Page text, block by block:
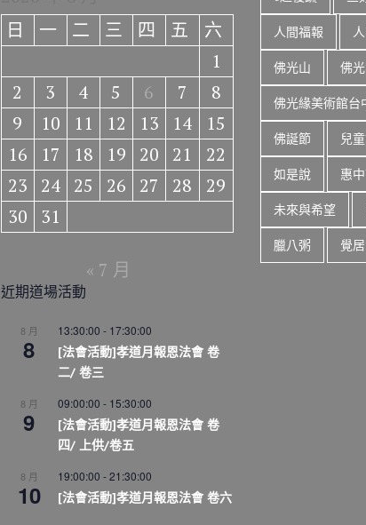
日
一 二 三 四 五
六
1
2
3 4 5 6 7
8
9
10 11 12 13 14
15
16
17 18 19 20 21
22
23
24 25 26 27 28
29
30
31
« 7 月
近期道場活動
8 月
8
13:30:00 - 17:30:00
[法會活動]孝道月報恩法會 卷
二/ 卷三
8 月
9
09:00:00 - 15:30:00
[法會活動]孝道月報恩法會 卷
四/ 上供/卷五
8 月
10
19:00:00 -21:30:00
[法會活動]孝道月報恩法會 卷六
人間福報
佛光山 佛
佛光緣美術館台
佛誕節 兒
如是說 惠
未來與希望
臘八粥 覺